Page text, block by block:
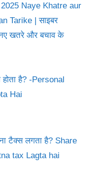
Naye Khatre aur
Tarike | साइबर
नए खतरे और बचाव के
है? -Personal
Hai
टैक्स लगता है? Share
tax Lagta hai